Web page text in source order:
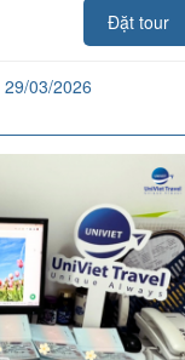
Đặt tour
29/03/2026